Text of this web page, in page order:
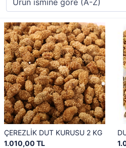
ÇEREZLİK DUT KURUSU 2 KG
1.010,00 TL